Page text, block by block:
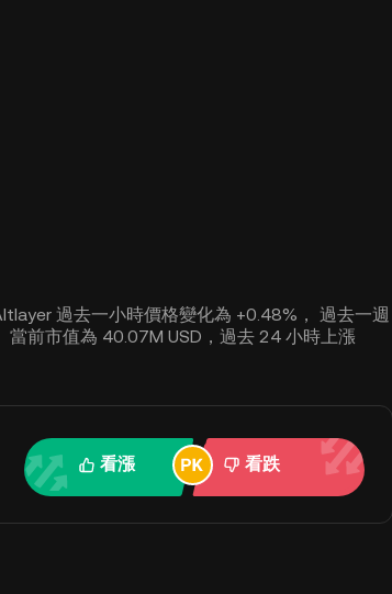
過去一小時價格變化為 +0.48%， 過去一週
前市值為 40.07M USD，過去 24 小時上漲
看漲 看跌